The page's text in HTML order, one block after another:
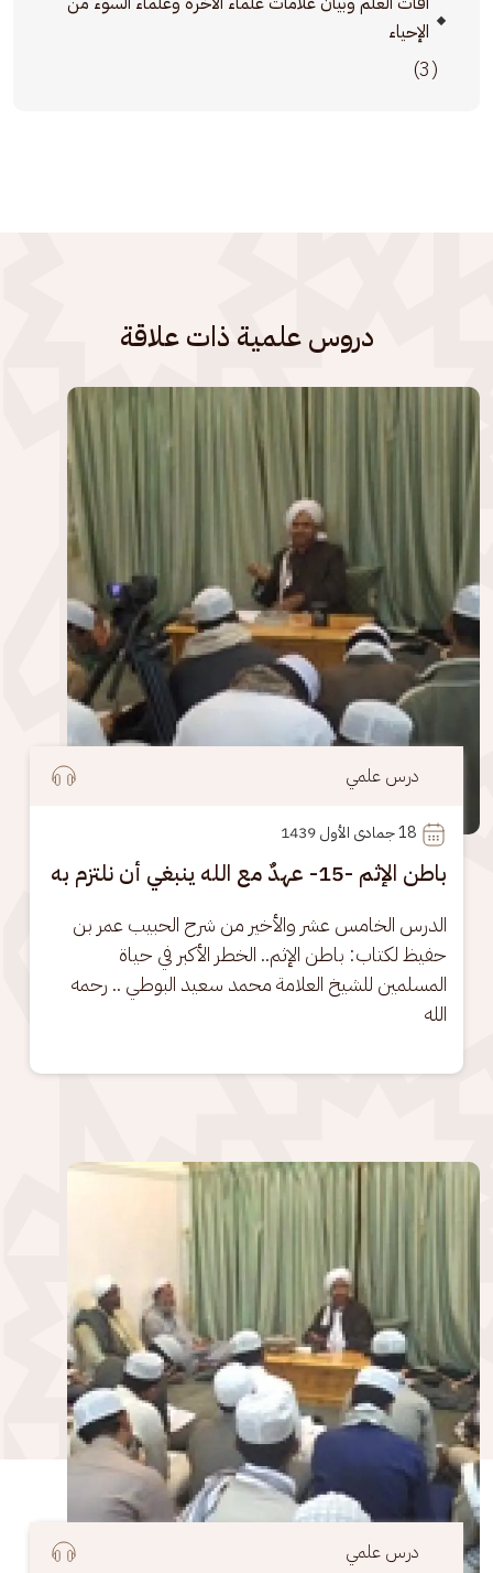
الإحياء
(3)
دروس علمية ذات علاقة
الصورة
درس علمي
18
باطن الإثم -15- عهدٌ مع الله ينبغي أن نلتزم به
الدرس الخامس عشر والأخير من شرح الحبيب عمر بن
حفيظ لكتاب: باطن الإثم.. الخطر الأكبر في حياة
المسلمين للشيخ العلامة محمد سعيد البوطي .. رحمه
الله
الصورة
درس علمي